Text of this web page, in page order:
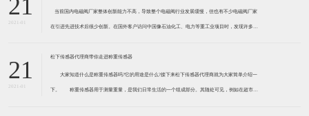
21
2021-01
​ 当前国内电磁阀厂家整体创新能力不高，导致整个电磁阀行业发展缓慢，但也有不少电磁阀厂家
在引进先进技术后很少创新。在国外客户访问中国像石油化工、电力等重工业项目时，发现许多项
21
2021-01
松下传感器代理商带你走进称重传感器
大家知道什么是称重传感器吗?它的用途是什么?接下来松下传感器代理商就为大家简单介绍一
下。 称重传感器用于测量重量，是我们日常生活的一个组成部分。其随处可见，例如在超市柜